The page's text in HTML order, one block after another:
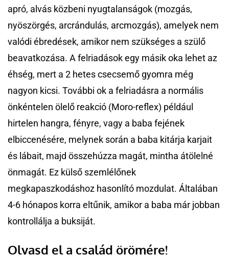
apró, alvás közbeni nyugtalanságok (mozgás,
nyöszörgés, arcrándulás, arcmozgás), amelyek nem
valódi ébredések, amikor nem szükséges a szülő
beavatkozása. A felriadások egy másik oka lehet az
éhség, mert a 2 hetes csecsemő gyomra még
nagyon kicsi. További ok a felriadásra a normális
önkéntelen ölelő reakció (Moro-reflex) például
hirtelen hangra, fényre, vagy a baba fejének
elbiccenésére, melynek során a baba kitárja karjait
és lábait, majd összehúzza magát, mintha átölelné
önmagát. Ez külső szemlélőnek
megkapaszkodáshoz hasonlító mozdulat. Általában
4-6 hónapos korra eltűnik, amikor a baba már jobban
kontrollálja a buksiját.
Olvasd el a család örömére!